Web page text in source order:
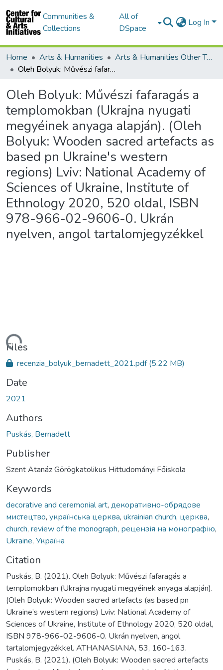
Communities &
Collections
All of
DSpace
Log In
Home Arts & Humanities
Arts & Humanities Other Topics
Oleh Bolyuk: Művészi fafaragás a templomokban (Ukrajna nyugati megyéinek anyaga alapján). (Oleh Bolyuk: Wooden sacred artefacts as based pn Ukraine's western regions) Lviv: National Academy of Sciences of Ukraine, Institute of Ethnology 2020, 520 oldal, ISBN 978-966-02-9606-0. Ukrán nyelven, angol tartalomjegyzékkel
Oleh Bolyuk: Művészi fafaragás a
templomokban (Ukrajna nyugati
megyéinek anyaga alapján). (Oleh
Bolyuk: Wooden sacred artefacts as
based pn Ukraine's western
regions) Lviv: National Academy of
Sciences of Ukraine, Institute of
Ethnology 2020, 520 oldal, ISBN
978-966-02-9606-0. Ukrán
nyelven, angol tartalomjegyzékkel
Files
recenzia_bolyuk_bernadett_2021.pdf(5.22 MB)
Date
2021
Authors
Puskás, Bernadett
Publisher
Szent Atanáz Görögkatolikus Hittudományi Főiskola
Keywords
decorative and ceremonial art, декоративно-обрядове
мистецтво, українська церква, ukrainian church, церква,
church, review of the monograph, рецензія на монографію,
Ukraine, Україна
Citation
Puskás, B. (2021). Oleh Bolyuk: Művészi fafaragás a
templomokban (Ukrajna nyugati megyéinek anyaga alapján).
(Oleh Bolyuk: Wooden sacred artefacts (as based pn
Ukraine’s western regions) Lviv: National Academy of
Sciences of Ukraine, Institute of Ethnology 2020, 520 oldal,
ISBN 978-966-02-9606-0. Ukrán nyelven, angol
tartalomjegyzékkel. ATHANASIANA, 53, 160-163.
Puskás, B. (2021). (Oleh Bolyuk: Wooden sacred artefacts